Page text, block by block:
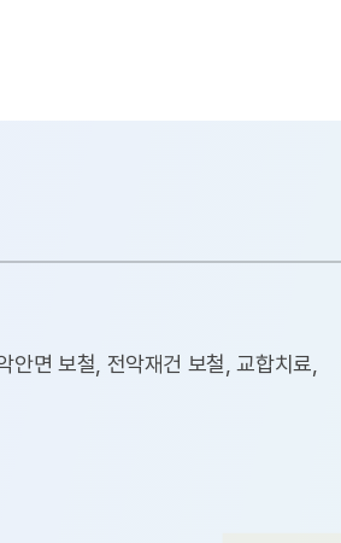
면 보철, 전악재건 보철, 교합치료,